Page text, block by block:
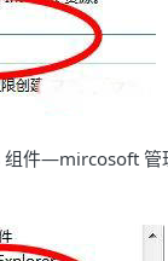
件—mircosoft 管